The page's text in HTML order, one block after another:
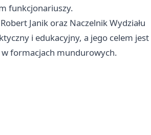
funkcjonariuszy.
Janik oraz Naczelnik Wydziału
i edukacyjny, a jego celem jest
w formacjach mundurowych.